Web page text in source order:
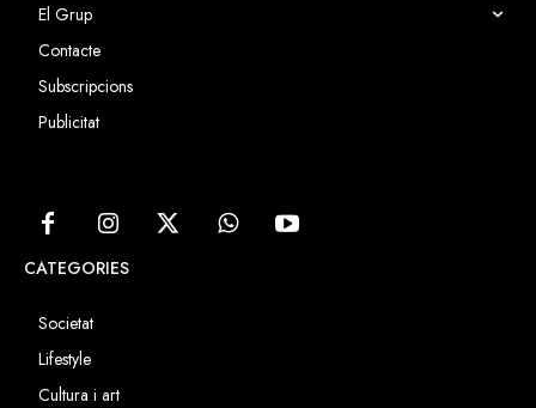
El Grup
Contacte
Subscripcions
Publicitat
CATEGORIES
Societat
Lifestyle
Cultura i art